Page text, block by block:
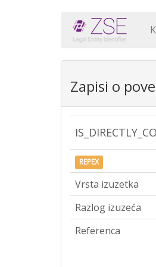
Zapisi o
REPEX
Vrsta izuzetka
Razlog izuzeća
Referenca